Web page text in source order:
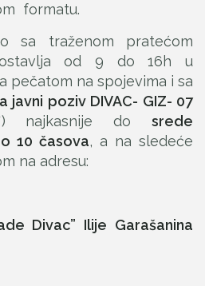
formatu.
sa traženom pratećom
od 9 do 16h u
pečatom na spojevima i sa
javni poziv DIVAC- GIZ- 07
najkasnije dosrede
10 časova, a na sledeće
na adresu:
Divac” Ilije Garašanina